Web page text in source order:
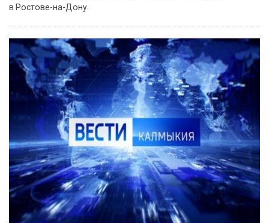
в Ростове-на-Дону.